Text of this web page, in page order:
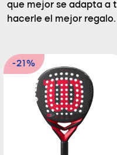
que mejor se adapta a
hacerle el mejor regalo.
-21%